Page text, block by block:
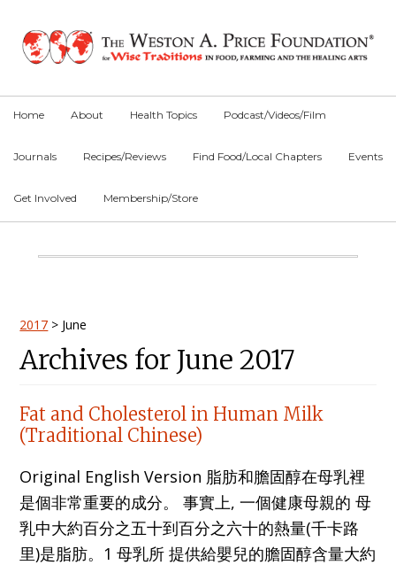
primary
main
primary
Home About Health Topics Podcast/Videos/Film
Journals Recipes/Reviews Find Food/Local Chapters Events
Get Involved Membership/Store
Main
2017 > June
Archives for June 2017
Fat and Cholesterol in Human Milk
(Traditional Chinese)
Original English Version 脂肪和膽固醇在母乳裡
是個非常重要的成分。 事實上, 一個健康母親的 母
乳中大約百分之五十到百分之六十的熱量(千卡路
里)是脂肪。1 母乳所 提供給嬰兒的膽固醇含量大約
Primary
Sidebar